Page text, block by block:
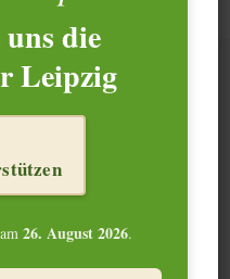
– noch
–
die
Leipzig
26. August 2026.